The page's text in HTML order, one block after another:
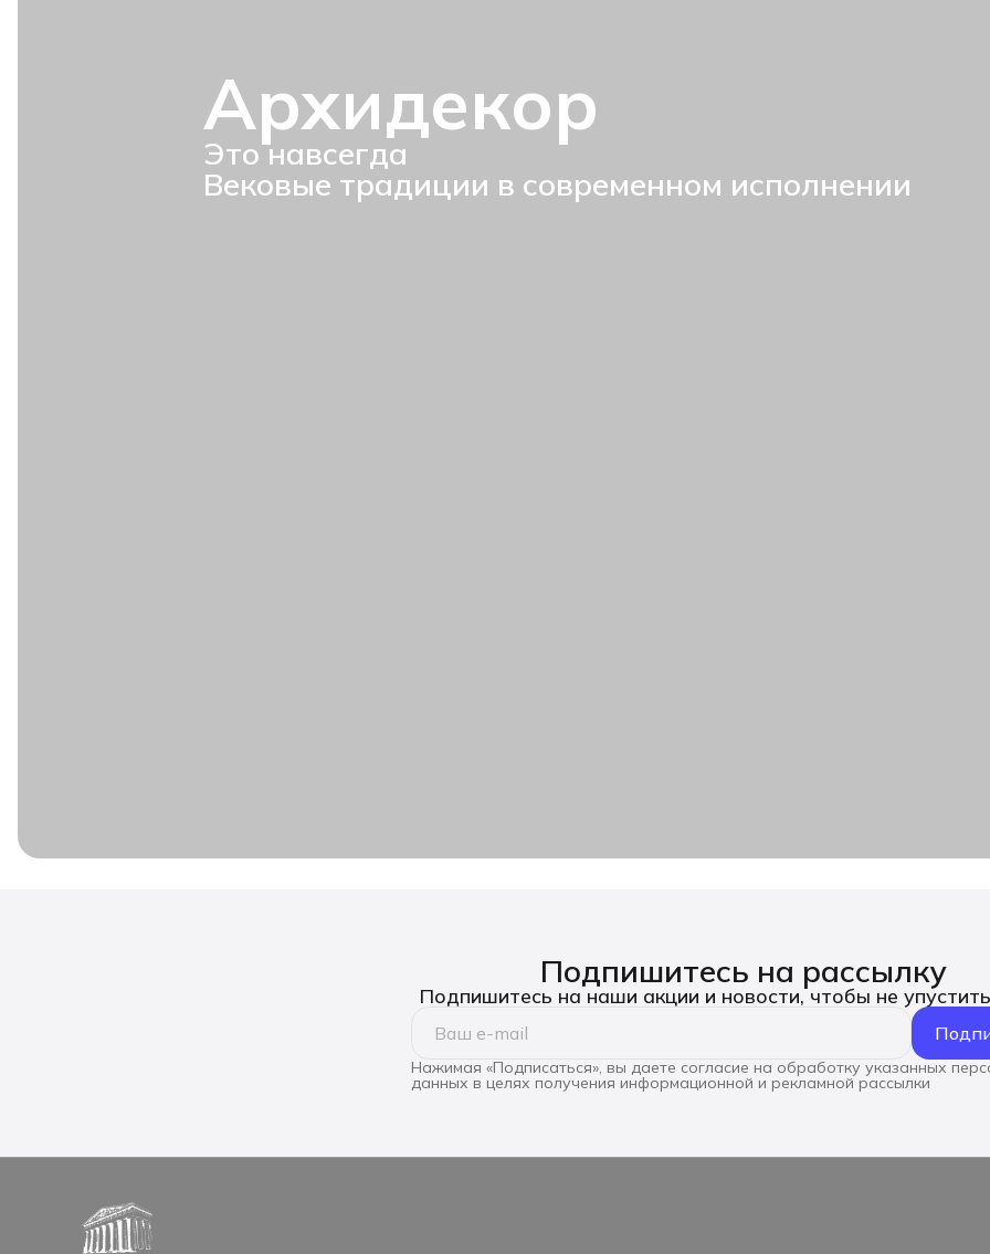
Архидекор
Это навсегда
Вековые традиции в современном исполнении
Подпишитесь на рассылку
Подпишитесь на наши акции и новости, чтобы не
Нажимая «Подписаться», вы даете согласие на обработку указанных
данных в целях получения информационной и рекламной рассылки